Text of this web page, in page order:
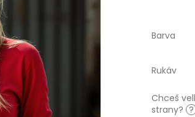
Barva
Rukáv
Chceš
strany? ?